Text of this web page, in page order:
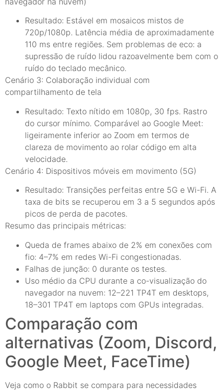
Resultado: Estável em mosaicos mistos de
720p/1080p. Latência média de aproximadamente
110 ms entre regiões. Sem problemas de eco: a
supressão de ruído lidou razoavelmente bem com o
ruído do teclado mecânico.
Cenário 3: Colaboração individual com
compartilhamento de tela
Resultado: Texto nítido em 1080p, 30 fps. Rastro
do cursor mínimo. Comparável ao Google Meet:
ligeiramente inferior ao Zoom em termos de
clareza de movimento ao rolar código em alta
velocidade.
Cenário 4: Dispositivos móveis em movimento (5G)
Resultado: Transições perfeitas entre 5G e Wi-Fi. A
taxa de bits se recuperou em 3 a 5 segundos após
picos de perda de pacotes.
Resumo das principais métricas:
Queda de frames abaixo de 2% em conexões com
fio: 4–7% em redes Wi-Fi congestionadas.
Falhas de junção: 0 durante os testes.
Uso médio da CPU durante a co-visualização do
navegador na nuvem: 12–221 TP4T em desktops,
18–301 TP4T em laptops com GPUs integradas.
Comparação com
alternativas (Zoom, Discord,
Google Meet, FaceTime)
Veja como o Rabbit se compara para necessidades